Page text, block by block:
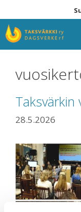
sisältöön
28.5.2026